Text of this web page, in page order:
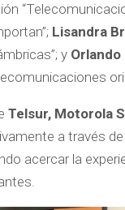
Lisandra
y
Telsur, Motorola
a través
acercar la